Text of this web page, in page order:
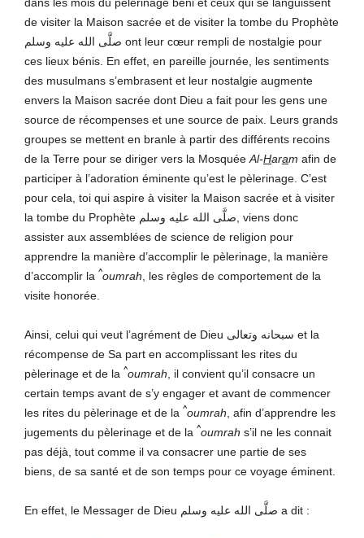
de visiter la Maison sacrée et de visiter la tombe du Prophète
صلَّى الله عليه وسلم ont leur cœur rempli de nostalgie pour
ces lieux bénis. En effet, en pareille journée, les sentiments
des musulmans s’embrasent et leur nostalgie augmente
envers la Maison sacrée dont Dieu a fait pour les gens une
source de récompenses et une source de paix. Leurs grands
groupes se mettent en branle à partir des différents recoins
de la Terre pour se diriger vers la Mosquée Al-Haram afin de
participer à l’adoration éminente qu’est le pèlerinage. C’est
pour cela, toi qui aspire à visiter la Maison sacrée et à visiter
la tombe du Prophète صلَّى الله عليه وسلم, viens donc
assister aux assemblées de science de religion pour
apprendre la manière d’accomplir le pèlerinage, la manière
d’accomplir la ^oumrah , les règles de comportement de la
visite honorée.
Ainsi, celui qui veut l’agrément de Dieu سبحانه وتعالى et la
récompense de Sa part en accomplissant les rites du
pèlerinage et de la ^oumrah , il convient qu’il consacre un
certain temps avant de s’y engager et avant de commencer
les rites du pèlerinage et de la ^oumrah , afin d’apprendre les
jugements du pèlerinage et de la ^oumrah s’il ne les connait
pas déjà, tout comme il va consacrer une partie de ses
biens, de sa santé et de son temps pour ce voyage éminent.
En effet, le Messager de Dieu صلَّى الله عليه وسلم a dit :